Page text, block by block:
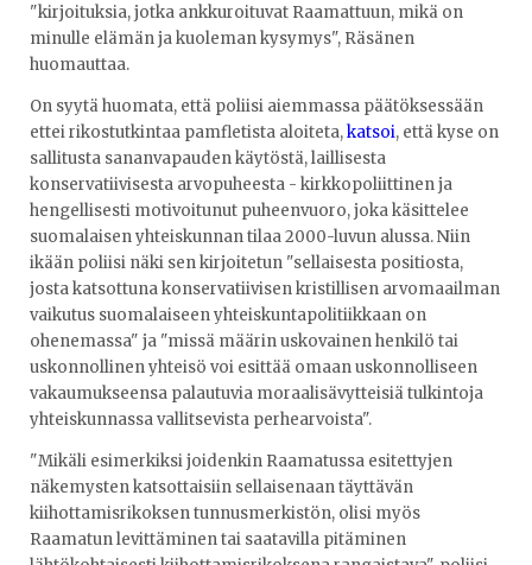
"kirjoituksia, jotka ankkuroituvat Raamattuun, mikä on
minulle elämän ja kuoleman kysymys", Räsänen
huomauttaa.
On syytä huomata, että poliisi aiemmassa päätöksessään
ettei rikostutkintaa pamfletista aloiteta,katsoi, että kyse on
sallitusta sananvapauden käytöstä, laillisesta
konservatiivisesta arvopuheesta - kirkkopoliittinen ja
hengellisesti motivoitunut puheenvuoro, joka käsittelee
suomalaisen yhteiskunnan tilaa 2000-luvun alussa. Niin
ikään poliisi näki sen kirjoitetun "sellaisesta positiosta,
josta katsottuna konservatiivisen kristillisen arvomaailman
vaikutus suomalaiseen yhteiskuntapolitiikkaan on
ohenemassa" ja "missä määrin uskovainen henkilö tai
uskonnollinen yhteisö voi esittää omaan uskonnolliseen
vakaumukseensa palautuvia moraalisävytteisiä tulkintoja
yhteiskunnassa vallitsevista perhearvoista".
"Mikäli esimerkiksi joidenkin Raamatussa esitettyjen
näkemysten katsottaisiin sellaisenaan täyttävän
kiihottamisrikoksen tunnusmerkistön, olisi myös
Raamatun levittäminen tai saatavilla pitäminen